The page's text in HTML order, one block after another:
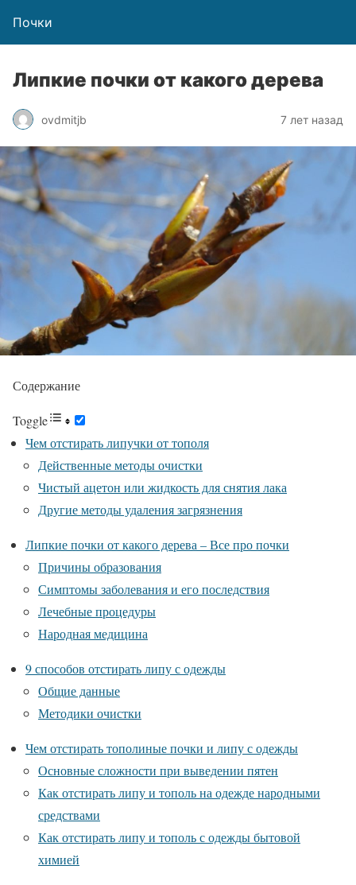
Почки
Липкие почки от какого дерева
ovdmitjb 7 лет назад
Содержание
Toggle
Чем отстирать липучки от тополя
Действенные методы очистки
Чистый ацетон или жидкость для снятия лака
Другие методы удаления загрязнения
Липкие почки от какого дерева – Все про почки
Причины образования
Симптомы заболевания и его последствия
Лечебные процедуры
Народная медицина
9 способов отстирать липу с одежды
Общие данные
Методики очистки
Чем отстирать тополиные почки и липу с одежды
Основные сложности при выведении пятен
Как отстирать липу и тополь на одежде народными
средствами
Как отстирать липу и тополь с одежды бытовой
химией